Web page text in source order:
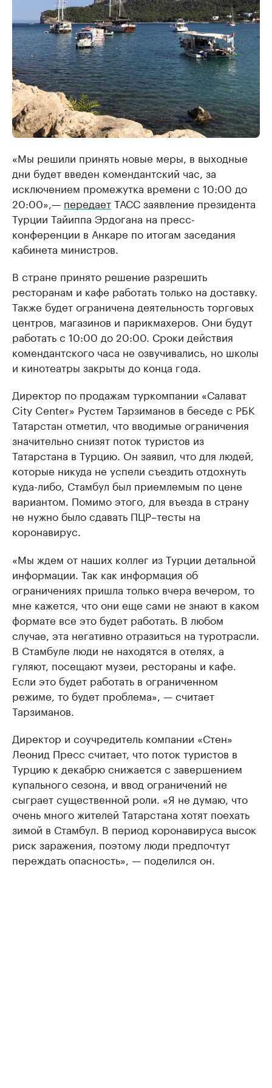
«Мы решили принять новые меры, в выходные
дни будет введен комендантский час, за
исключением промежутка времени с 10:00 до
20:00»,— передаетТАСС заявление президента
Турции Тайиппа Эрдогана на пресс-
конференции в Анкаре по итогам заседания
кабинета министров.
В стране принято решение разрешить
ресторанам и кафе работать только на доставку.
Также будет ограничена деятельность торговых
центров, магазинов и парикмахеров. Они будут
работать с 10:00 до 20:00. Сроки действия
комендантского часа не озвучивались, но школы
и кинотеатры закрыты до конца года.
Директор по продажам туркомпании «Салават
City Center» Рустем Тарзиманов в беседе с РБК
Татарстан отметил, что вводимые ограничения
значительно снизят поток туристов из
Татарстана в Турцию. Он заявил, что для людей,
которые никуда не успели съездить отдохнуть
куда-либо, Стамбул был приемлемым по цене
вариантом. Помимо этого, для въезда в страну
не нужно было сдавать ПЦР–тесты на
коронавирус.
«Мы ждем от наших коллег из Турции детальной
информации. Так как информация об
ограничениях пришла только вчера вечером, то
мне кажется, что они еще сами не знают в каком
формате все это будет работать. В любом
случае, эта негативно отразиться на туротрасли.
В Стамбуле люди не находятся в отелях, а
гуляют, посещают музеи, рестораны и кафе.
Если это будет работать в ограниченном
режиме, то будет проблема», — считает
Тарзиманов.
Директор и соучредитель компании «Стен»
Леонид Пресс считает, что поток туристов в
Турцию к декабрю снижается с завершением
купального сезона, и ввод ограничений не
сыграет существенной роли. «Я не думаю, что
очень много жителей Татарстана хотят поехать
зимой в Стамбул. В период коронавируса высок
риск заражения, поэтому люди предпочтут
переждать опасность», — поделился он.